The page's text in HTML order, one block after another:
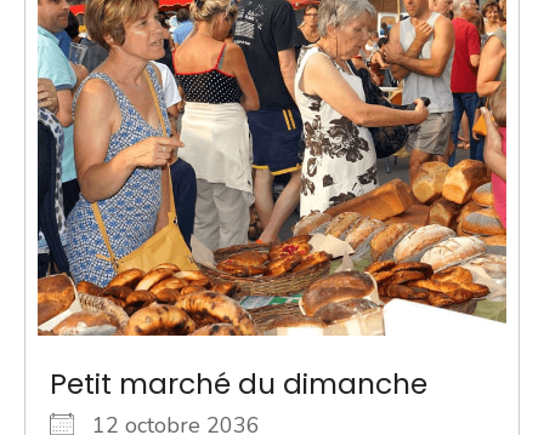
Petit marché du dimanche
12 octobre 2036